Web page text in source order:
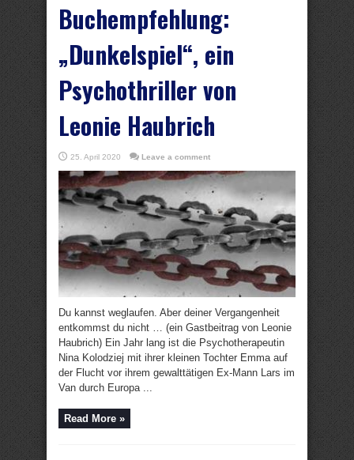
Buchempfehlung:
„Dunkelspiel“, ein
Psychothriller von
Leonie Haubrich
25. April 2020 Leave a comment
Du kannst weglaufen. Aber deiner Vergangenheit
entkommst du nicht … (ein Gastbeitrag von Leonie
Haubrich) Ein Jahr lang ist die Psychotherapeutin
Nina Kolodziej mit ihrer kleinen Tochter Emma auf
der Flucht vor ihrem gewalttätigen Ex-Mann Lars im
Van durch Europa ...
Read More »